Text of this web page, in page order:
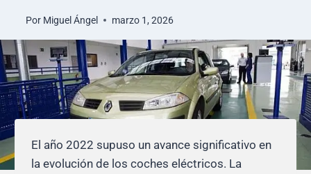
Por Miguel Ángel marzo 1, 2026
El año 2022 supuso un avance significativo en
la evolución de los coches eléctricos. La